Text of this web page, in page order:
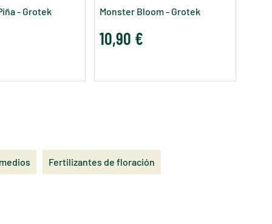
- Grotek Monster Bloom - Grotek
10,90 €
Fertilizantes de floración